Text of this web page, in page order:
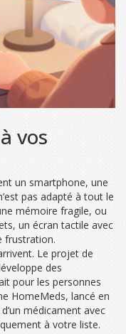
vos
un smartphone, une
pas adapté à tout le
mémoire fragile, ou
un écran tactile avec
frustration.
Le projet de
des
pour les personnes
HomeMeds, lancé en
médicament avec
à votre liste.